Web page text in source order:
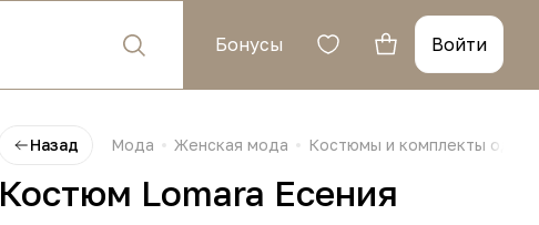
Бонусы Войти
Назад Мода Женская мода Костюмы и комплекты
Костюм Lomara Есения